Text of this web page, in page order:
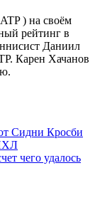
) на своём
рейтинг в
Даниил
Карен Хачанов
Сидни Кросби
чего удалось